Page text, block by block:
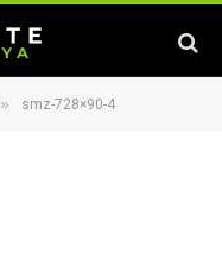
» smz-728×90-4